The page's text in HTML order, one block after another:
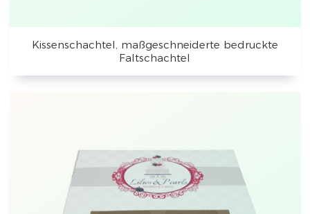
Kissenschachtel, maßgeschneiderte bedruckte
Faltschachtel